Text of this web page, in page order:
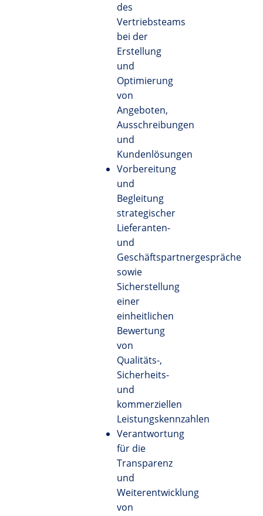
des
Vertriebsteams
bei der
Erstellung
und
Optimierung
von
Angeboten,
Ausschreibungen
und
Kundenlösungen
Vorbereitung
und
Begleitung
strategischer
Lieferanten-
und
Geschäftspartnergespräche
sowie
Sicherstellung
einer
einheitlichen
Bewertung
von
Qualitäts-,
Sicherheits-
und
kommerziellen
Leistungskennzahlen
Verantwortung
für die
Transparenz
und
Weiterentwicklung
von